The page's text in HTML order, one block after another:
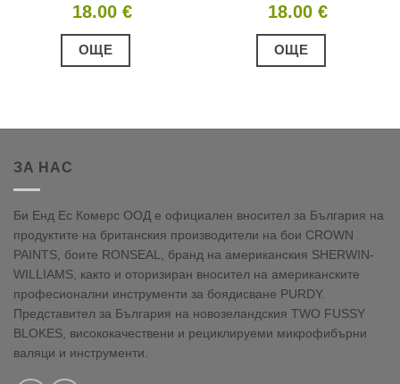
18.00 €
ОЩЕ
18.00 €
ОЩЕ
ЗА НАС
Би Енд Ес Комерс ООД е официален вносител за България на
продуктите на британския производители на бои CROWN
PAINTS, боите RONSEAL, бранд на американския SHERWIN-
WILLIAMS, както и оторизиран вносител на американските
професионални инструменти за боядисване PURDY.
Представител за България на новозеландския TWO FUSSY
BLOKES, висококачествени и рециклируеми микрофибърни
валяци и инструменти.